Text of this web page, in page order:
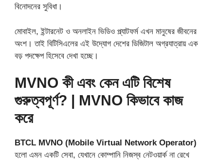
বিনোদনের সুবিধা।
মোবাইল, ইন্টারনেট ও অনলাইন ভিডিও প্ল্যাটফর্ম এখন মানুষের জীবনের
অংশ। তাই বিটিসিএলের এই উদ্যোগ দেশের ডিজিটাল অগ্রযাত্রায় এক
বড় পদক্ষেপ হিসেবে দেখা হচ্ছে।
MVNO কী এবং কেন এটি বিশেষ
গুরুত্বপূর্ণ? | MVNO কিভাবে কাজ
করে
BTCL MVNO (Mobile Virtual Network Operator)
হলো এমন একটি সেবা, যেখানে কোম্পানি নিজস্ব নেটওয়ার্ক না রেখে